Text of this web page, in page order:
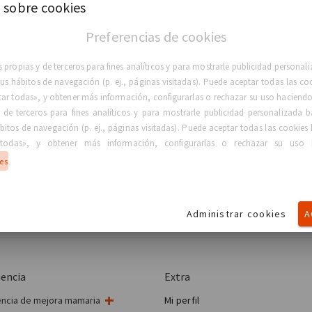
Iniciar sesión
He olvidado mi contraseña
diagnóstico o tratamiento médico profesional.
GC Aesthetics® no ofrece garantía alguna de la exactitud
sin previo aviso. Le recomendamos que confirme con
relativa a su estado médico o tratamiento.
de mejora mamaria
Extra
Mi perfil
cookies
Preferencias de cookies
propias y de terceros para fines analíticos y para mostrarle publicidad
hábitos de navegación (p. ej., páginas visitadas). Puede aceptar todas las
todas», y obtener más información, configurarlas o rechazar su uso
terceros para fines analíticos y para mostrarle publicidad personalizada
de navegación (p. ej., páginas visitadas). Puede aceptar todas las
y obtener más información, configurarlas o rechazar su uso
Administrar cookies